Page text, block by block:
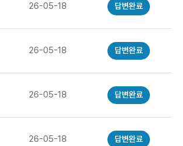
26-05-18 답변완료
26-05-18 답변완료
26-05-18 답변완료
26-05-18 답변완료